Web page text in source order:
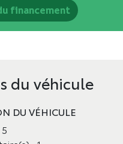
financement
du véhicule
DU VÉHICULE